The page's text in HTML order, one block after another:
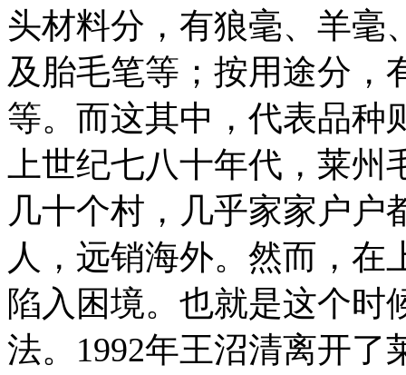
头材料分，有狼毫、羊毫
及胎毛笔等；按用途分，
等。而这其中，代表品种
上世纪七八十年代，莱
几十个村，几乎家家户户
人，远销海外。然而，在
陷入困境。也就是这个时
法。1992年王沼清离开